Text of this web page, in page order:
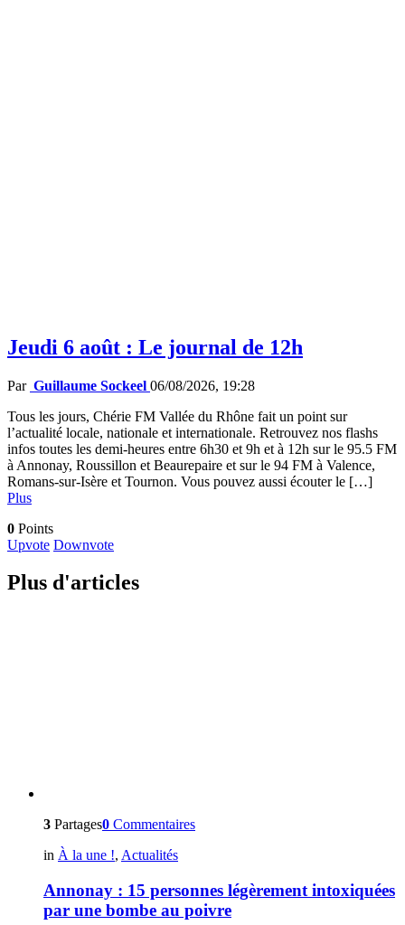
Jeudi 6 août : Le journal de 12h
Par Guillaume Sockeel 06/08/2026, 19:28
Tous les jours, Chérie FM Vallée du Rhône fait un point sur
l’actualité locale, nationale et internationale. Retrouvez nos flashs
infos toutes les demi-heures entre 6h30 et 9h et à 12h sur le 95.5 FM
à Annonay, Roussillon et Beaurepaire et sur le 94 FM à Valence,
Romans-sur-Isère et Tournon. Vous pouvez aussi écouter le […]
Plus
0 Points
Upvote Downvote
Plus d'articles
3 Partages0 Commentaires
in À la une !, Actualités
Annonay : 15 personnes légèrement intoxiquées
par une bombe au poivre